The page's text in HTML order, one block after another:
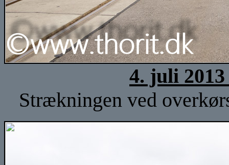
4. juli
Strækningen ved